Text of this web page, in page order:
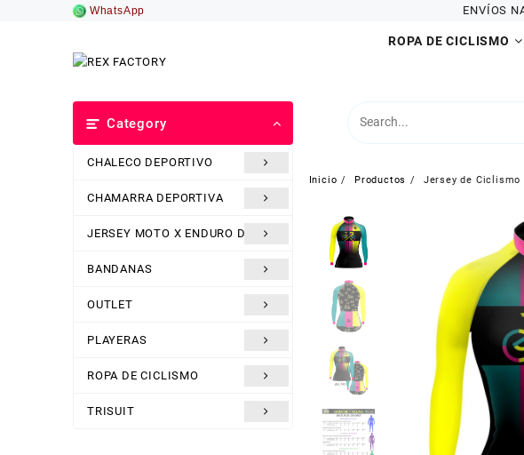
WhatsApp ENVÍOS
ROPA DE CICLISMO
Category
CHALECO DEPORTIVO
CHAMARRA DEPORTIVA
JERSEY MOTO X ENDURO DH
BANDANAS
OUTLET
PLAYERAS
ROPA DE CICLISMO
TRISUIT
Inicio Productos Jersey de Ciclismo